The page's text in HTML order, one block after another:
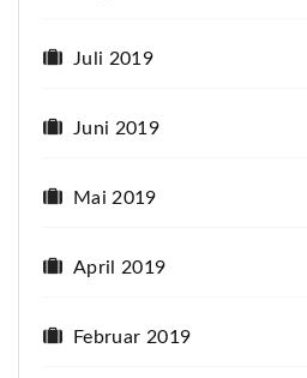
Juli 2019
Juni 2019
Mai 2019
April 2019
Februar 2019